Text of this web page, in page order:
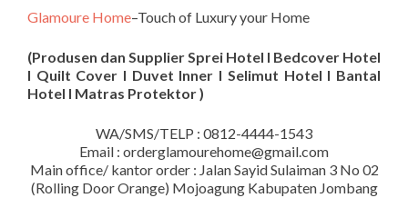
Glamoure Home–Touch of Luxury your Home
(Produsen dan Supplier Sprei Hotel I Bedcover Hotel
I Quilt Cover I Duvet Inner I Selimut Hotel I Bantal
Hotel I Matras Protektor )
WA/SMS/TELP : 0812-4444-1543
Email : orderglamourehome@gmail.com
Main office/ kantor order : Jalan Sayid Sulaiman 3 No 02
(Rolling Door Orange) Mojoagung Kabupaten Jombang